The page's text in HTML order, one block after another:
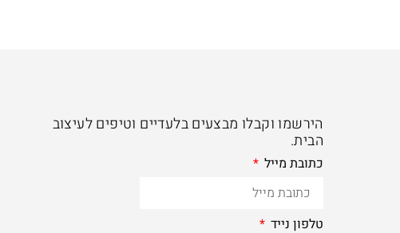
הירשמו וקבלו מבצעים בלעדיים וטיפים לעיצוב
הבית.
כתובת מייל
טלפון נייד